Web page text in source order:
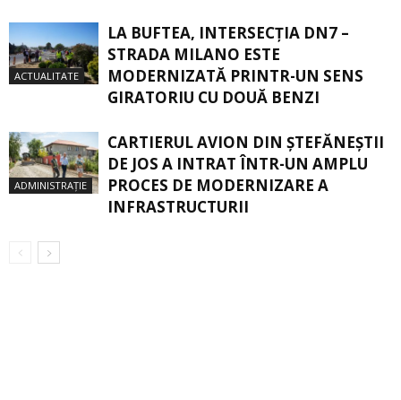
ACTUALITATE
LA BUFTEA, INTERSECŢIA DN7 –
STRADA MILANO ESTE
MODERNIZATĂ PRINTR-UN SENS
GIRATORIU CU DOUĂ BENZI
ADMINISTRAȚIE
CARTIERUL AVION DIN ŞTEFĂNEŞTII
DE JOS A INTRAT ÎNTR-UN AMPLU
PROCES DE MODERNIZARE A
INFRASTRUCTURII